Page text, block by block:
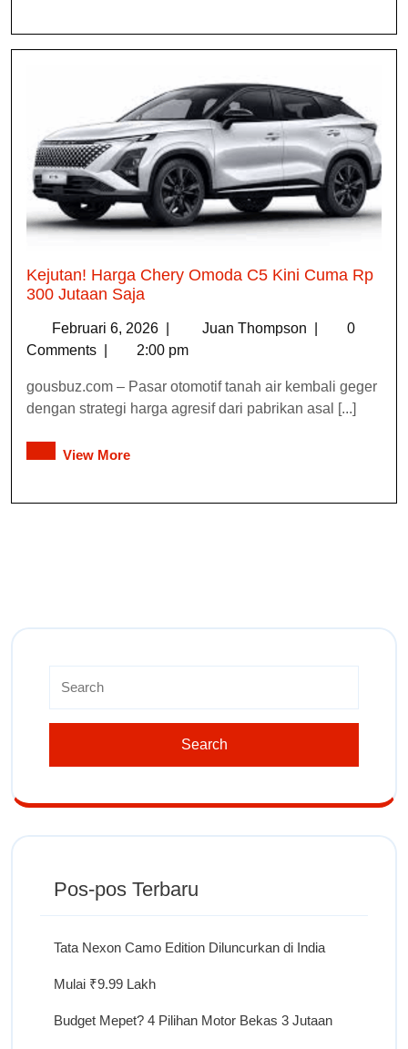
Kejutan! Harga Chery Omoda C5 Kini Cuma Rp
300 Jutaan Saja
Februari 6, 2026 Juan Thompson
0
Comments
2:00 pm
gousbuz.com – Pasar otomotif tanah air kembali geger
dengan strategi harga agresif dari pabrikan asal [...]
View More
Pos-pos Terbaru
Tata Nexon Camo Edition Diluncurkan di India
Mulai ₹9.99 Lakh
Budget Mepet? 4 Pilihan Motor Bekas 3 Jutaan